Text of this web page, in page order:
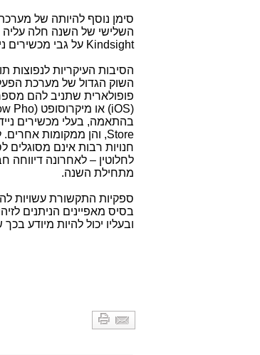
סימן נוסף להיותה של
השלישי של השנה חלה עליה של 72% בכמות הדוגמיות של תוכנות זדוניות הפועלות על גבי מערכת
Kindsight על גבי מכשירים
הסיבות העיקריות לנפוצות
השוק הגדול של מערכת
פופולארית שתניב להם
(
iOS) או מיקרוסופט (Pho
בהתאמה, בעלי מכשירים
Store, והן ממקומות אחרים.
חנויות רבות אינם
מתחילת השנה.
ספקיות התקשורת עשויות
בסיס מאפיינים הניתנים
ובעליו יכול להיות מיודע